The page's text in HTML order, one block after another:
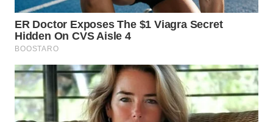
WN
PAKPAK
KARAWANG
WN
BEKASI